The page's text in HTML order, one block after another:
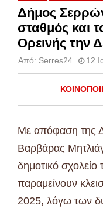
Δήμος
σταθμός και
Ορεινής την
Από: Serres24 12
Με απόφαση της
Βαρβάρας
δημοτικό σχολείο
παραμείνουν
2025, λόγω των